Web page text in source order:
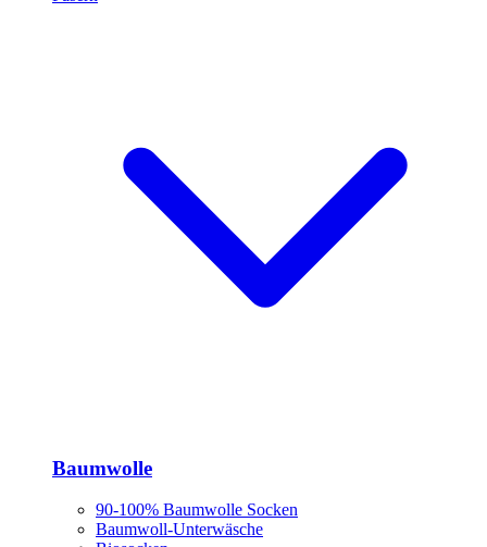
Baumwolle
90-100% Baumwolle Socken
Baumwoll-Unterwäsche